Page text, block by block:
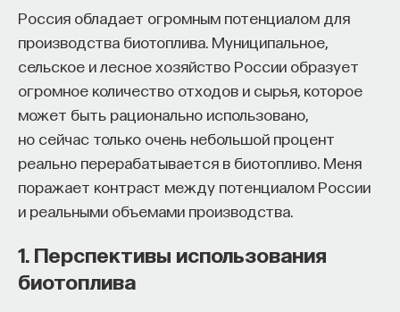
Россия обладает огромным потенциалом для
производства биотоплива. Муниципальное,
сельское и лесное хозяйство России образует
огромное количество отходов и сырья, которое
может быть рационально использовано,
но сейчас только очень небольшой процент
реально перерабатывается в биотопливо. Меня
поражает контраст между потенциалом России
и реальными объемами производства.
1. Перспективы использования
биотоплива
собственное будущее, почему результаты
образования раскрываются на длинной дистанции,
и что на самом деле должен уметь студент,
выходящий в сложный и быстро меняющийся мир.
А еще — почему ИИ не стоит просто запрещать,
как использовать его для диалога, и зачем
университету учить не только знаниям, но и самой
практике мышления и коммуникации.
Основатель ПостНауки Ивар Максутов запускает
проект Naukka Talents.